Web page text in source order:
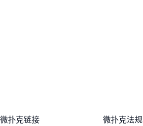
微扑克链接 微扑克法规